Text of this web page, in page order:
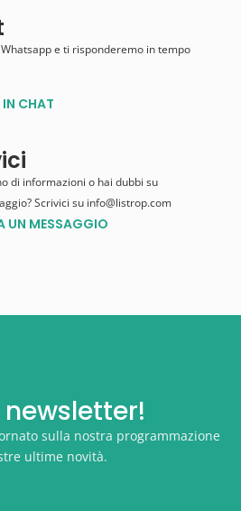
e ti risponderemo in tempo
IN CHAT
di informazioni o hai dubbi su
Scrivici su info@listrop.com
UN MESSAGGIO
sulla nostra programmazione
ultime novità.